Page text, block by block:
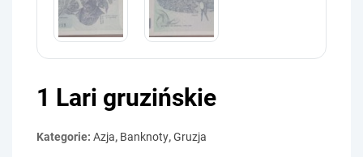
1 Lari gruzińskie
Kategorie: Azja, Banknoty,Gruzja